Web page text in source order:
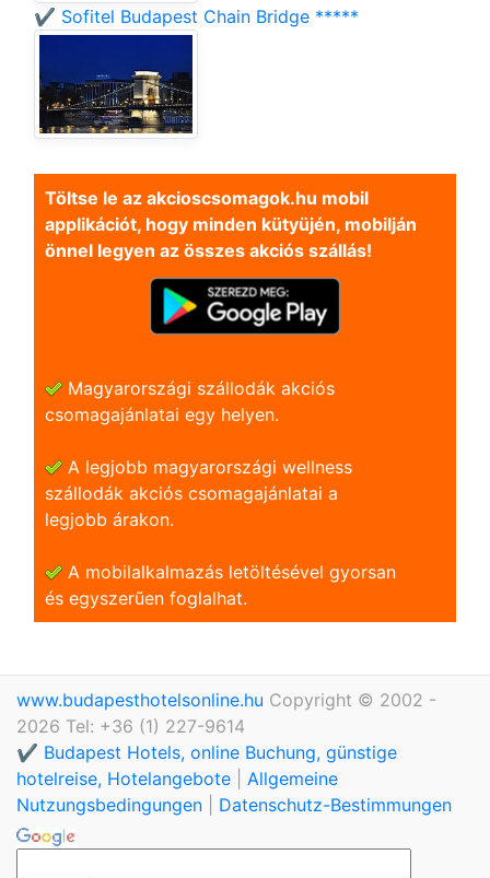
✔️ Sofitel Budapest Chain Bridge *****
Töltse le az akcioscsomagok.hu mobil
applikációt, hogy minden kütyüjén, mobilján
önnel legyen az összes akciós szállás!
Magyarországi szállodák akciós
csomagajánlatai egy helyen.
A legjobb magyarországi wellness
szállodák akciós csomagajánlatai a
legjobb árakon.
A mobilalkalmazás letöltésével gyorsan
és egyszerũen foglalhat.
www.budapesthotelsonline.hu Copyright © 2002 -
2026 Tel: +36 (1) 227-9614
✔️ Budapest Hotels, online Buchung, günstige
hotelreise, Hotelangebote
Allgemeine
Nutzungsbedingungen
Datenschutz-Bestimmungen